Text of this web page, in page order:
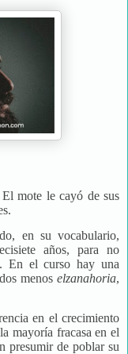
mote le cayó de sus
en su vocabulario,
años, para no
En el curso hay una
menos elzanahoria,
en el crecimiento
mayoría fracasa en el
presumir de poblar su